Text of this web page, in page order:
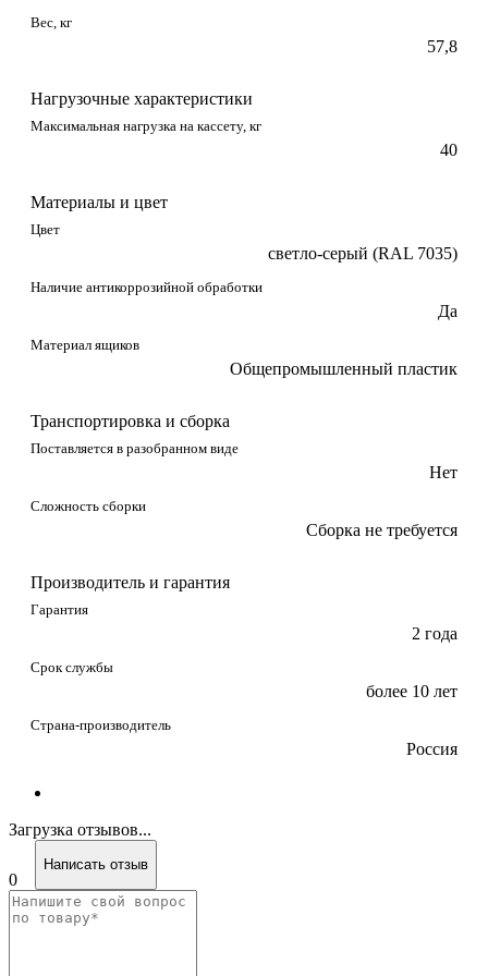
Вес, кг
57,8
Нагрузочные характеристики
Максимальная нагрузка на кассету, кг
40
Материалы и цвет
Цвет
светло-серый (RAL 7035)
Наличие антикоррозийной обработки
Да
Материал ящиков
Общепромышленный пластик
Транспортировка и сборка
Поставляется в разобранном виде
Нет
Сложность сборки
Сборка не требуется
Производитель и гарантия
Гарантия
2 года
Срок службы
более 10 лет
Страна-производитель
Россия
Загрузка отзывов...
0
Написать отзыв